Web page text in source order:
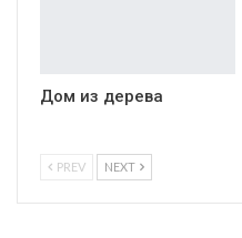
Дом из дерева
PREV NEXT